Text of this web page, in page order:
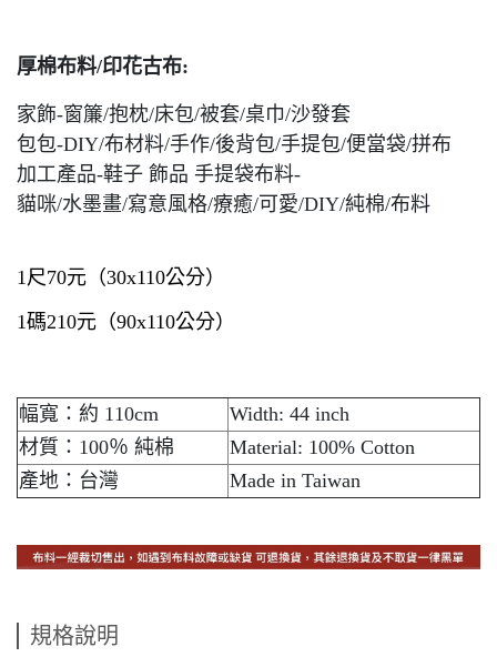
厚棉布料/印花古布:
家飾-窗簾/抱枕/床包/被套/桌巾/沙發套
包包-DIY/布材料/手作/後背包/手提包/便當袋/拼布
加工產品-鞋子 飾品 手提袋布料-
貓咪/水墨畫/寫意風格/療癒/可愛/DIY/純棉/布料
1尺70元（30x110公分）
1碼210元（90x110公分）
幅寬：約 110cm
Width: 44 inch
材質：100％ 純棉
Material: 100% Cotton
產地：台灣
Made in Taiwan
規格說明